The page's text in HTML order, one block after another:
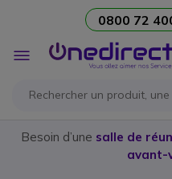
0800 72
Affichage
navigation
Besoin d’une salle de
avant-